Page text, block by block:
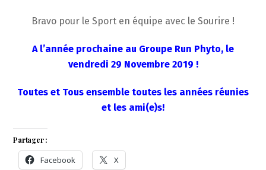
Bravo pour le Sport en équipe avec le Sourire !
A l’année prochaine au Groupe Run Phyto, le
vendredi 29 Novembre 2019 !
Toutes et Tous ensemble toutes les années réunies
et les ami(e)s!
Partager :
Facebook X